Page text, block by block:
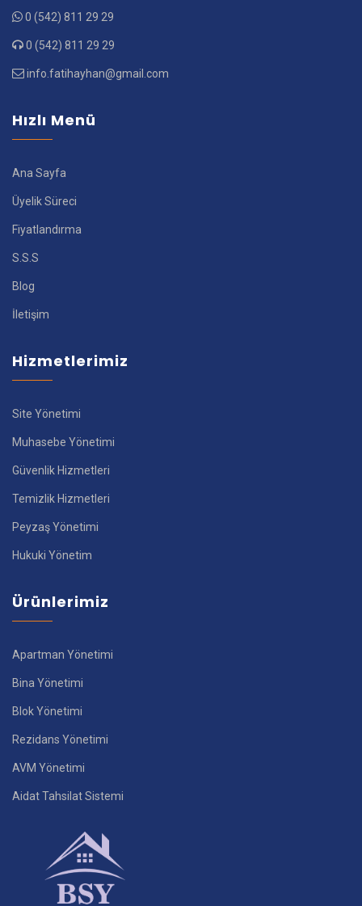
0 (542) 811 29 29
0 (542) 811 29 29
info.fatihayhan@gmail.com
Hızlı Menü
Ana Sayfa
Üyelik Süreci
Fiyatlandırma
S.S.S
Blog
İletişim
Hizmetlerimiz
Site Yönetimi
Muhasebe Yönetimi
Güvenlik Hizmetleri
Temizlik Hizmetleri
Peyzaş Yönetimi
Hukuki Yönetim
Ürünlerimiz
Apartman Yönetimi
Bina Yönetimi
Blok Yönetimi
Rezidans Yönetimi
AVM Yönetimi
Aidat Tahsilat Sistemi